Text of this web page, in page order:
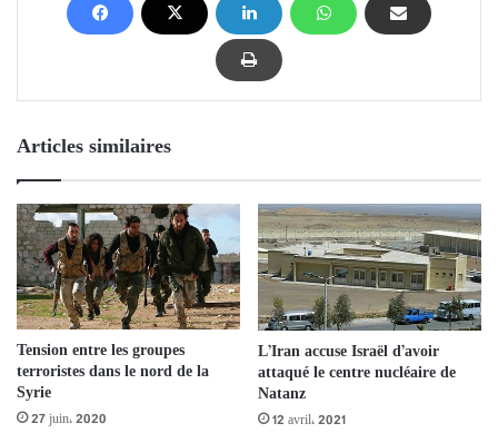
Articles similaires
Tension entre les groupes
terroristes dans le nord de la
Syrie
27 juin، 2020
L’Iran accuse Israël d’avoir
attaqué le centre nucléaire de
Natanz
12 avril، 2021